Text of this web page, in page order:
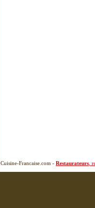
Cuisine-Francaise.com - Restaurateurs ,